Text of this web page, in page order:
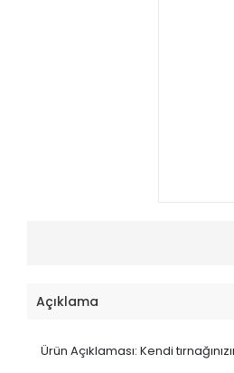
Açıklama
Ürün Açıklaması: Kendi